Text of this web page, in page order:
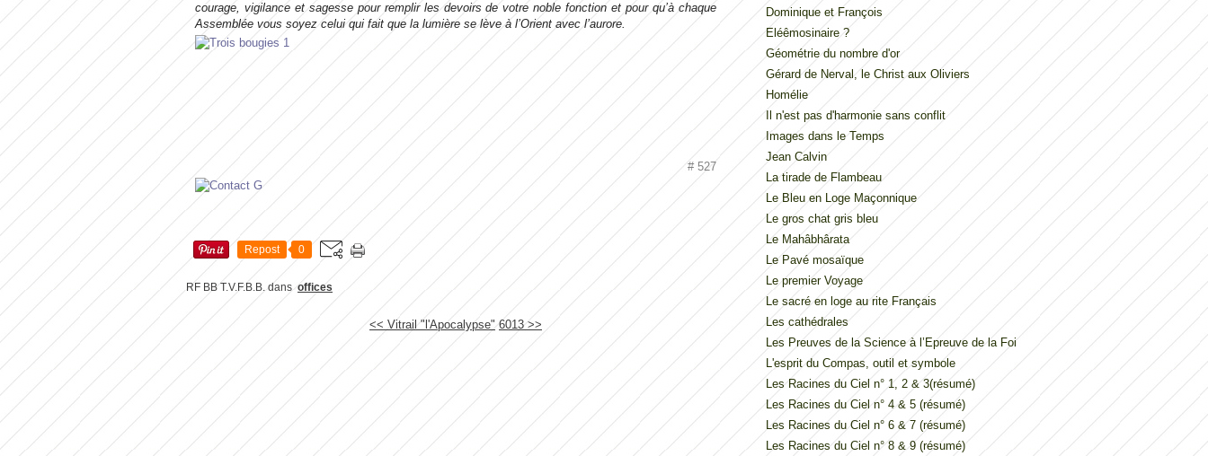
courage, vigilance et sagesse pour remplir les devoirs de votre noble fonction et pour qu’à chaque
Assemblée vous soyez celui qui fait que la lumière se lève à l’Orient avec l’aurore.
# 527
Repost 0
RF BB T.V.F.B.B. dans offices
<< Vitrail "l'Apocalypse" 6013 >>
Dominique et François
Eléêmosinaire ?
Géométrie du nombre d'or
Gérard de Nerval, le Christ aux Oliviers
Homélie
Il n'est pas d'harmonie sans conflit
Images dans le Temps
Jean Calvin
La tirade de Flambeau
Le Bleu en Loge Maçonnique
Le gros chat gris bleu
Le Mahâbhârata
Le Pavé mosaïque
Le premier Voyage
Le sacré en loge au rite Français
Les cathédrales
Les Preuves de la Science à l’Epreuve de la Foi
L'esprit du Compas, outil et symbole
Les Racines du Ciel n° 1, 2 & 3(résumé)
Les Racines du Ciel n° 4 & 5 (résumé)
Les Racines du Ciel n° 6 & 7 (résumé)
Les Racines du Ciel n° 8 & 9 (résumé)